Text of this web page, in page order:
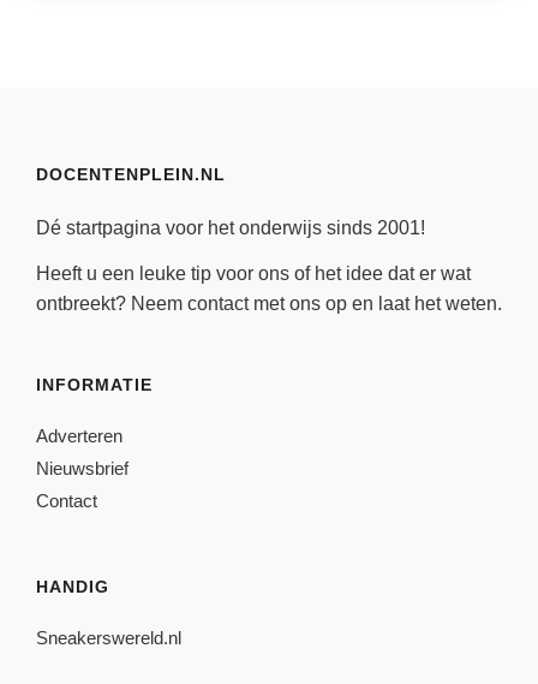
DOCENTENPLEIN.NL
Dé startpagina voor het onderwijs sinds 2001!
Heeft u een leuke tip voor ons of het idee dat er wat
ontbreekt? Neem contactmet ons op en laat het weten.
INFORMATIE
Adverteren
Nieuwsbrief
Contact
HANDIG
Sneakerswereld.nl